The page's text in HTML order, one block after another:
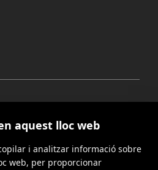
aquest lloc web
i analitzar informació sobre
web, per proporcionar